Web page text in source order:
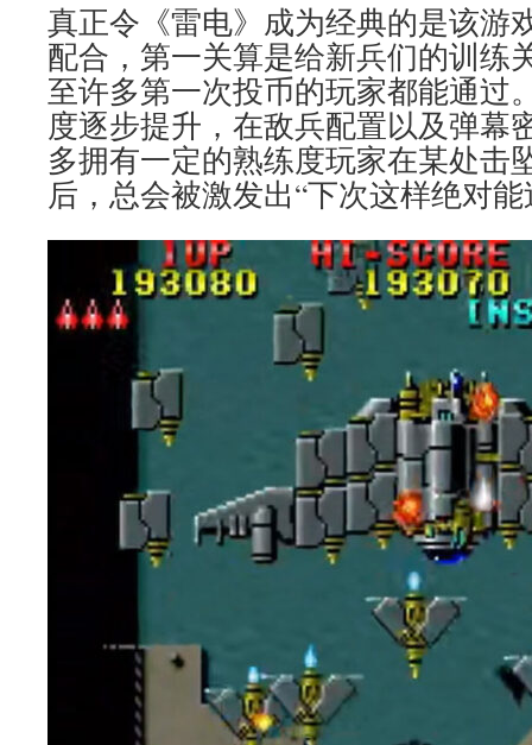
真正令《雷电》成为经典的是该游
配合，第一关算是给新兵们的训练
至许多第一次投币的玩家都能通过
度逐步提升，在敌兵配置以及弹幕
多拥有一定的熟练度玩家在某处击
后，总会被激发出“下次这样绝对